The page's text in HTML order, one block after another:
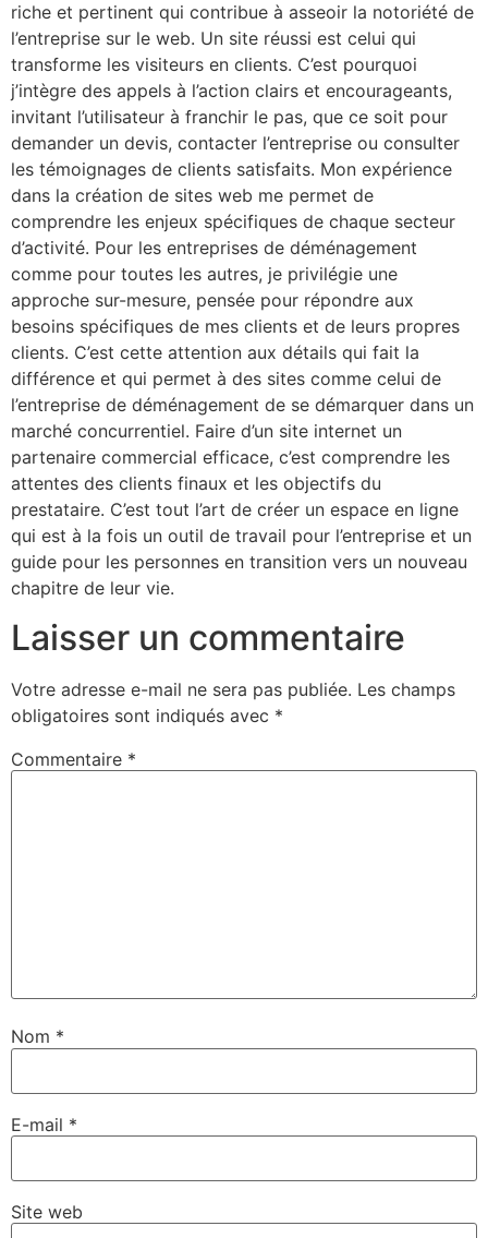
riche et pertinent qui contribue à asseoir la notoriété de
l’entreprise sur le web. Un site réussi est celui qui
transforme les visiteurs en clients. C’est pourquoi
j’intègre des appels à l’action clairs et encourageants,
invitant l’utilisateur à franchir le pas, que ce soit pour
demander un devis, contacter l’entreprise ou consulter
les témoignages de clients satisfaits. Mon expérience
dans la création de sites web me permet de
comprendre les enjeux spécifiques de chaque secteur
d’activité. Pour les entreprises de déménagement
comme pour toutes les autres, je privilégie une
approche sur-mesure, pensée pour répondre aux
besoins spécifiques de mes clients et de leurs propres
clients. C’est cette attention aux détails qui fait la
différence et qui permet à des sites comme celui de
l’entreprise de déménagement de se démarquer dans un
marché concurrentiel. Faire d’un site internet un
partenaire commercial efficace, c’est comprendre les
attentes des clients finaux et les objectifs du
prestataire. C’est tout l’art de créer un espace en ligne
qui est à la fois un outil de travail pour l’entreprise et un
guide pour les personnes en transition vers un nouveau
chapitre de leur vie.
Laisser un commentaire
Votre adresse e-mail ne sera pas publiée. Les champs
obligatoires sont indiqués avec *
Commentaire *
Nom *
E-mail *
Site web